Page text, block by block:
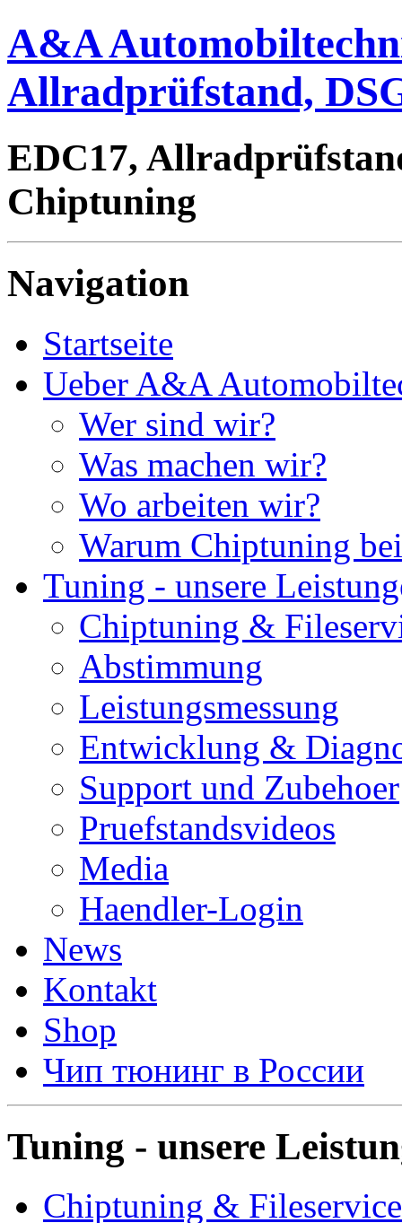
A&A
Allradprüfstand,
EDC17,
Chiptuning
Navigation
Startseite
Ueber A&A
Wer sind wir?
Was machen wir?
Wo arbeiten wir?
Warum Chiptuning
Tuning - unsere
Chiptuning &
Abstimmung
Leistungsmessung
Entwicklung &
Support und Zubehoer
Pruefstandsvideos
Media
Haendler-Login
News
Kontakt
Shop
Чип тюнинг в России
Tuning - unsere
Chiptuning & Fileservice